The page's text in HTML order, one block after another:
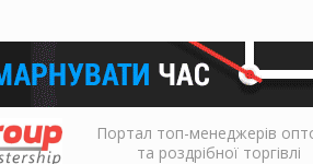
Портал топ-менеджерів
та роздрібної торгівлі